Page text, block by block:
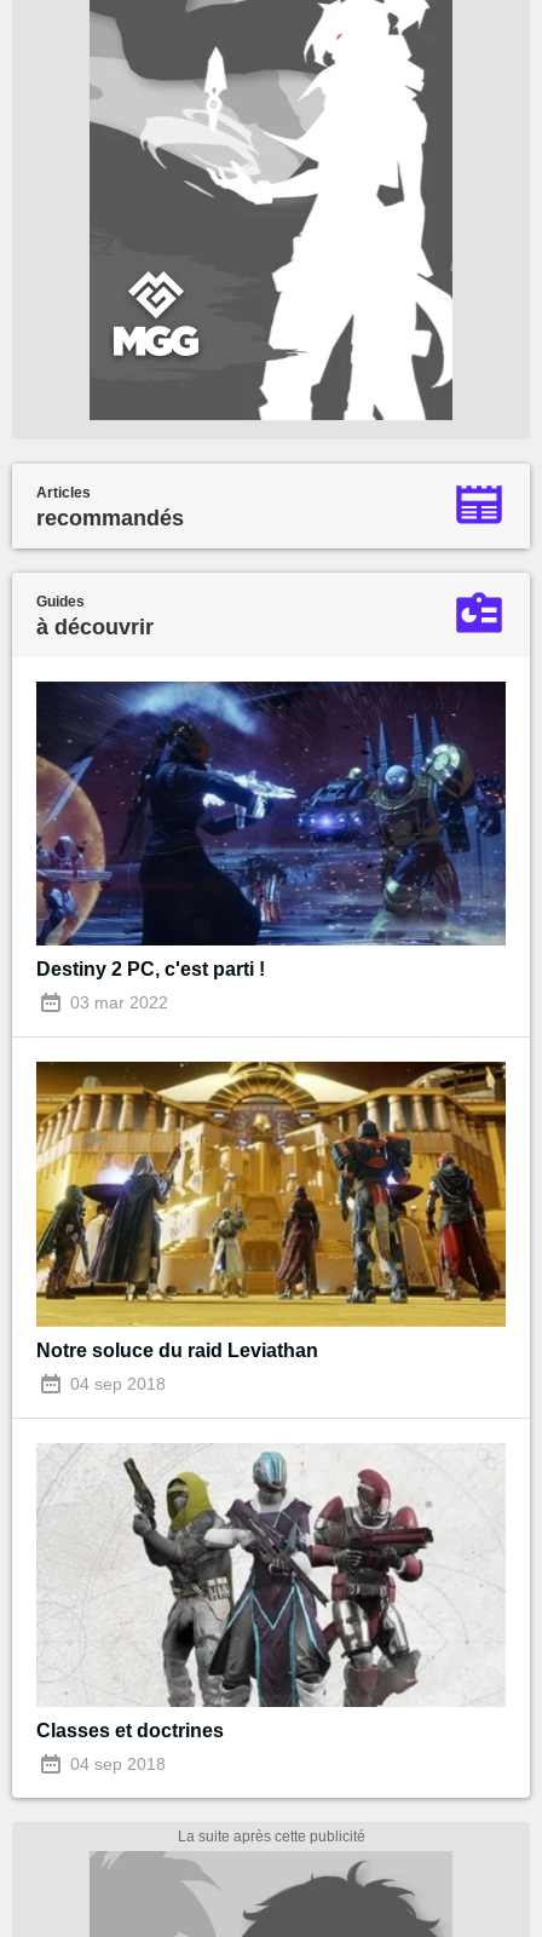
Articles
recommandés
Guides
à découvrir
Destiny 2 PC, c'est parti !
03 mar 2022
Notre soluce du raid Leviathan
04 sep 2018
Classes et doctrines
04 sep 2018